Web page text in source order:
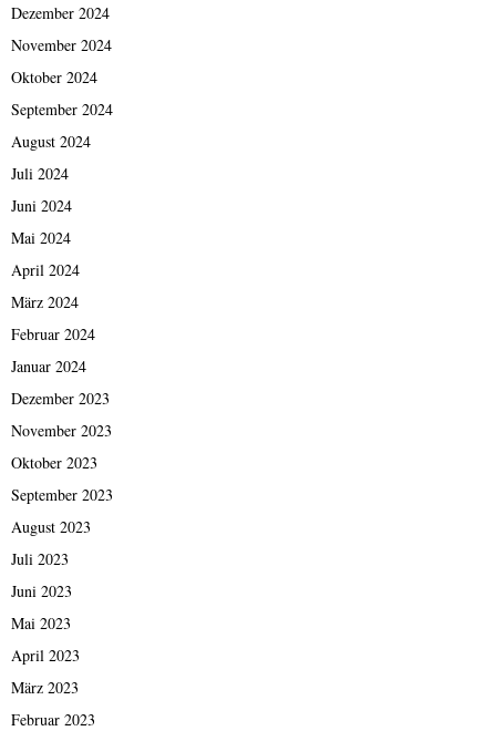
Dezember 2024
November 2024
Oktober 2024
September 2024
August 2024
Juli 2024
Juni 2024
Mai 2024
April 2024
März 2024
Februar 2024
Januar 2024
Dezember 2023
November 2023
Oktober 2023
September 2023
August 2023
Juli 2023
Juni 2023
Mai 2023
April 2023
März 2023
Februar 2023